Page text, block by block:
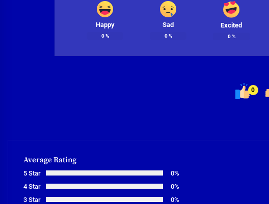
Happy
0%
Sad
0%
Excited
0%
0
Average Rating
5 Star
0%
4 Star
0%
3 Star
0%